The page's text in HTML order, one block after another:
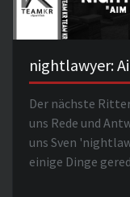
nightlawyer:
Der nächste
uns Rede und
uns Sven
einige Dinge